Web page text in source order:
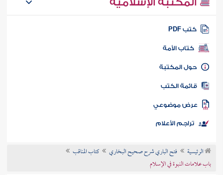
كتب PDF
كتاب الأمة
المكتبة
الكتب
موضوعي
تراجم الأعلام
الرئيسية فتح الباري شرح صحيح البخاري
كتاب المناقب
باب علامات النبوة في الإسلام